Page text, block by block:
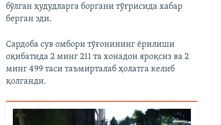
бўлган ҳудудларга боргани тўғрисида хабар
берган эди.
Сардоба сув омбори тўғонининг ёрилиши
оқибатида 2 минг 211 та хонадон яроқсиз ва 2
минг 499 таси таъмирталаб ҳолатга келиб
қолганди.